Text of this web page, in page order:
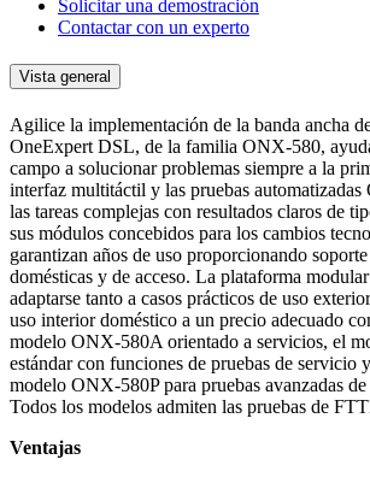
Solicitar una demostración
Contactar con un experto
Vista general
Agilice la implementación de la banda ancha
OneExpert DSL, de la familia ONX-580,
campo a solucionar problemas siempre a la
interfaz multitáctil y las pruebas
las tareas complejas con resultados claros de
sus módulos concebidos para los cambios
garantizan años de uso proporcionando
domésticas y de acceso. La plataforma
adaptarse tanto a casos prácticos de uso
uso interior doméstico a un precio adecuado
modelo ONX-580A orientado a servicios, el
estándar con funciones de pruebas de servicio
modelo ONX-580P para pruebas avanzadas
Todos los modelos admiten las pruebas de
Ventajas